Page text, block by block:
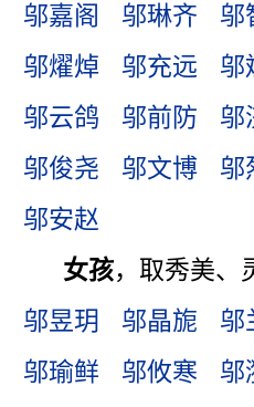
邬嘉阁
邬琳齐 邬
邬燿焯
邬充远 邬
邬云鸽
邬前防 邬
邬俊尧
邬文博 邬
邬安赵
女孩，取秀美、
邬昱玥
邬晶旎 邬
邬瑜鲜
邬攸寒 邬